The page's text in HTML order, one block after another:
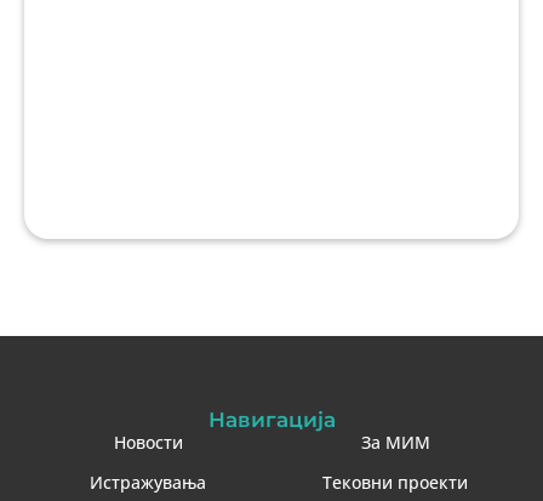
Навигација
Новости
Истражувања
За МИМ
Тековни проекти